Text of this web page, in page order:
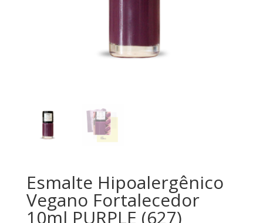
Esmalte Hipoalergênico
Vegano Fortalecedor
10ml PURPLE (627)